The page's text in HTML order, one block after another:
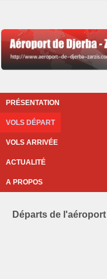
PRÉSENTATION
VOLS DÉPART
VOLS ARRIVÉE
ACTUALITÉ
A PROPOS
Départs de